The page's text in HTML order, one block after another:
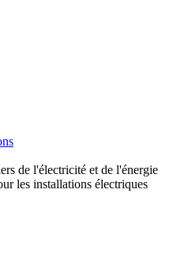
de l'électricité et de l'énergie
les installations électriques